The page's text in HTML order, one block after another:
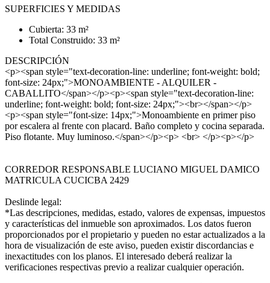
SUPERFICIES Y MEDIDAS
Cubierta: 33 m²
Total Construido: 33 m²
DESCRIPCIÓN
<p><span style="text-decoration-line: underline; font-weight: bold;
font-size: 24px;">MONOAMBIENTE - ALQUILER -
CABALLITO</span></p><p><span style="text-decoration-line:
underline; font-weight: bold; font-size: 24px;"><br></span></p>
<p><span style="font-size: 14px;">Monoambiente en primer piso
por escalera al frente con placard. Baño completo y cocina separada.
Piso flotante. Muy luminoso.</span></p><p> <br> </p><p></p>
CORREDOR RESPONSABLE LUCIANO MIGUEL DAMICO
MATRICULA CUCICBA 2429
Deslinde legal:
*Las descripciones, medidas, estado, valores de expensas, impuestos
y características del inmueble son aproximados. Los datos fueron
proporcionados por el propietario y pueden no estar actualizados a la
hora de visualización de este aviso, pueden existir discordancias e
inexactitudes con los planos. El interesado deberá realizar la
verificaciones respectivas previo a realizar cualquier operación.